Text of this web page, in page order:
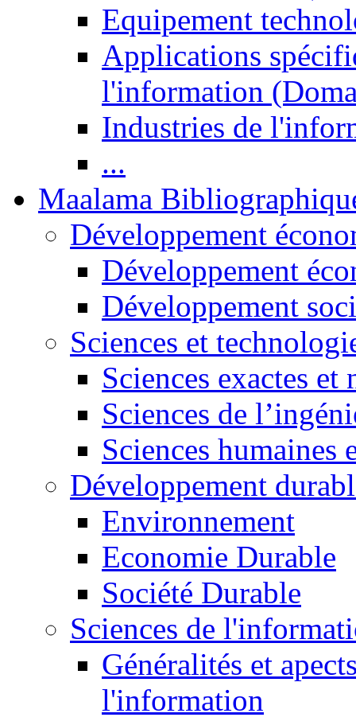
Equipement
Applications
l'information
Industries de
...
Maalama
Développement
Développement
Développement
Sciences et
Sciences exactes et
Sciences de
Sciences humaines
Développement
Environnement
Economie Durable
Société Durable
Sciences de
Généralités et
l'information